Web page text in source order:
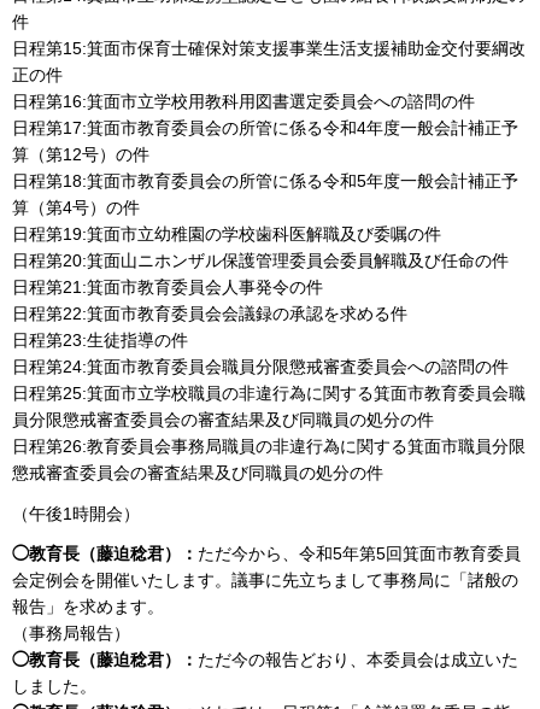
件
日程第15:箕面市保育士確保対策支援事業生活支援補助金交付要綱改
正の件
日程第16:箕面市立学校用教科用図書選定委員会への諮問の件
日程第17:箕面市教育委員会の所管に係る令和4年度一般会計補正予
算（第12号）の件
日程第18:箕面市教育委員会の所管に係る令和5年度一般会計補正予
算（第4号）の件
日程第19:箕面市立幼稚園の学校歯科医解職及び委嘱の件
日程第20:箕面山ニホンザル保護管理委員会委員解職及び任命の件
日程第21:箕面市教育委員会人事発令の件
日程第22:箕面市教育委員会会議録の承認を求める件
日程第23:生徒指導の件
日程第24:箕面市教育委員会職員分限懲戒審査委員会への諮問の件
日程第25:箕面市立学校職員の非違行為に関する箕面市教育委員会職
員分限懲戒審査委員会の審査結果及び同職員の処分の件
日程第26:教育委員会事務局職員の非違行為に関する箕面市職員分限
懲戒審査委員会の審査結果及び同職員の処分の件
（午後1時開会）
◯教育長（藤迫稔君）： ただ今から、令和5年第5回箕面市教育委員
会定例会を開催いたします。議事に先立ちまして事務局に「諸般の
報告」を求めます。
（事務局報告）
◯教育長（藤迫稔君）： ただ今の報告どおり、本委員会は成立いた
しました。